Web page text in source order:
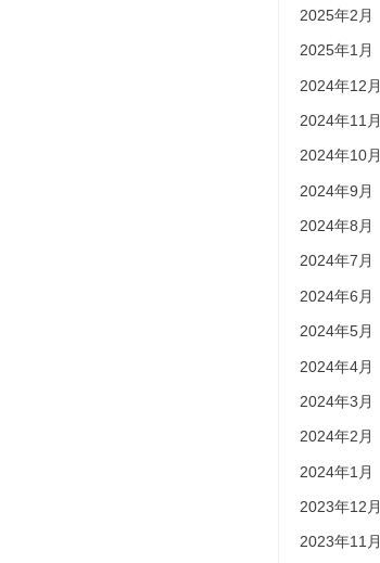
2025年2月
2025年1月
2024年12月
2024年11月
2024年10月
2024年9月
2024年8月
2024年7月
2024年6月
2024年5月
2024年4月
2024年3月
2024年2月
2024年1月
2023年12月
2023年11月